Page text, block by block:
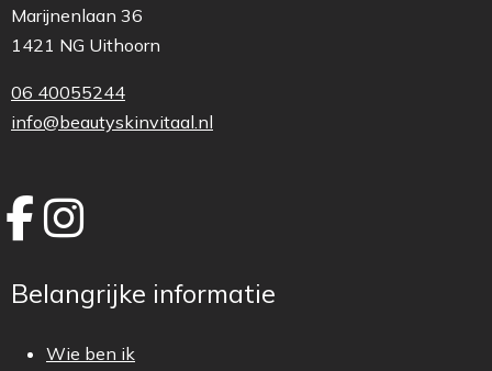
Marijnenlaan 36
1421 NG Uithoorn
06 40055244
info@beautyskinvitaal.nl
Belangrijke informatie
Wie ben ik